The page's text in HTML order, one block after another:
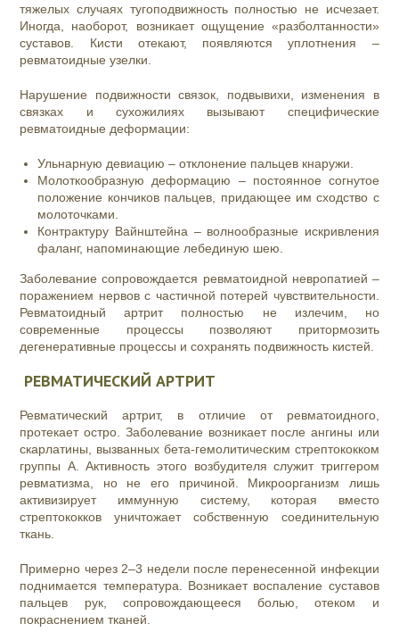
тяжелых случаях тугоподвижность полностью не исчезает.
Иногда, наоборот, возникает ощущение «разболтанности»
суставов. Кисти отекают, появляются уплотнения –
ревматоидные узелки.
Нарушение подвижности связок, подвывихи, изменения в
связках и сухожилиях вызывают специфические
ревматоидные деформации:
Ульнарную девиацию – отклонение пальцев кнаружи.
Молоткообразную деформацию – постоянное согнутое
положение кончиков пальцев, придающее им сходство с
молоточками.
Контрактуру Вайнштейна – волнообразные искривления
фаланг, напоминающие лебединую шею.
Заболевание сопровождается ревматоидной невропатией –
поражением нервов с частичной потерей чувствительности.
Ревматоидный артрит полностью не излечим, но
современные процессы позволяют притормозить
дегенеративные процессы и сохранять подвижность кистей.
РЕВМАТИЧЕСКИЙ АРТРИТ
Ревматический артрит, в отличие от ревматоидного,
протекает остро. Заболевание возникает после ангины или
скарлатины, вызванных бета-гемолитическим стрептококком
группы А. Активность этого возбудителя служит триггером
ревматизма, но не его причиной. Микроорганизм лишь
активизирует иммунную систему, которая вместо
стрептококков уничтожает собственную соединительную
ткань.
Примерно через 2–3 недели после перенесенной инфекции
поднимается температура. Возникает воспаление суставов
пальцев рук, сопровождающееся болью, отеком и
покраснением тканей.